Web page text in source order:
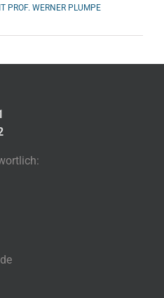
PROF. WERNER PLUMPE